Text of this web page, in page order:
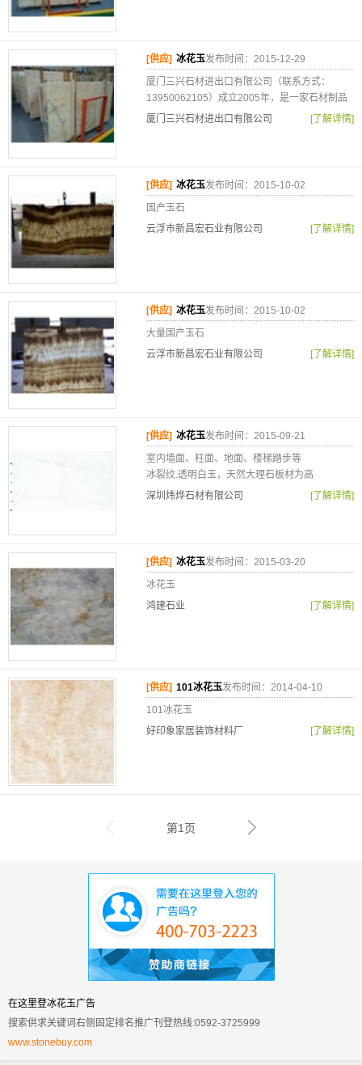
[供应] 冰花玉发布时间：2015-12-29
厦门三兴石材进出口有限公司（联系方式：
13950062105）成立2005年，是一家石材制品
厦门三兴石材进出口有限公司
[了解详情]
[供应] 冰花玉发布时间：2015-10-02
国产玉石
云浮市新昌宏石业有限公司
[了解详情]
[供应] 冰花玉发布时间：2015-10-02
大量国产玉石
云浮市新昌宏石业有限公司
[了解详情]
[供应] 冰花玉发布时间：2015-09-21
室内墙面、柱面、地面、楼梯踏步等
冰裂纹.透明白玉，天然大理石板材为高
深圳炜烨石材有限公司
[了解详情]
[供应] 冰花玉发布时间：2015-03-20
冰花玉
鸿建石业
[了解详情]
[供应] 101冰花玉发布时间：2014-04-10
101冰花玉
好印象家居装饰材料厂
[了解详情]
第1页
在这里登冰花玉广告
搜索供求关键词右侧固定排名推广刊登热线:0592-3725999
www.stonebuy.com